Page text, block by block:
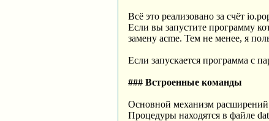
Всё это реализовано за счёт
Если вы запустите программу
замену acme. Тем не менее, я
Если запускается программа с
### Встроенные команды
Основной механизм расширений
Процедуры находятся в файле